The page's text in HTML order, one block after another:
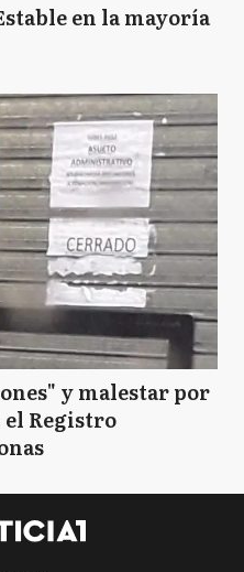
en la mayoría
y malestar por
el Registro